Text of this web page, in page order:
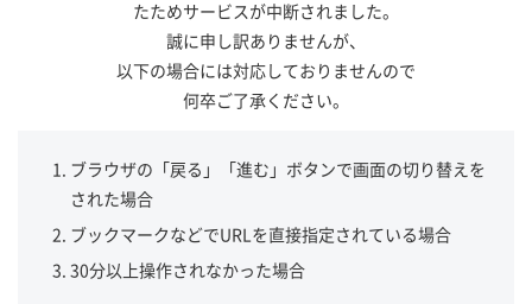
たためサービスが中断されました。
誠に申し訳ありませんが、
以下の場合には対応しておりませんので
何卒ご了承ください。
ブラウザの「戻る」「進む」ボタンで画面の切り替えを
された場合
ブックマークなどでURLを直接指定されている場合
30分以上操作されなかった場合